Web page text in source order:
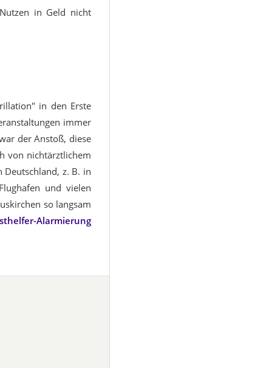
in Geld nicht
in den Erste
immer
der Anstoß, diese
von nichtärztlichem
z. B. in
und vielen
so langsam
Alarmierung